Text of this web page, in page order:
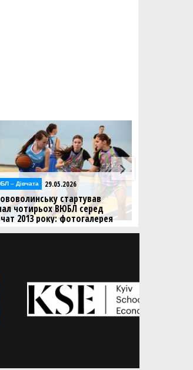
– Дiвчата 29.05.2026
стартував
чотирьох ВЮБЛ серед
2013 року: фотогалерея
фото першого ігрового